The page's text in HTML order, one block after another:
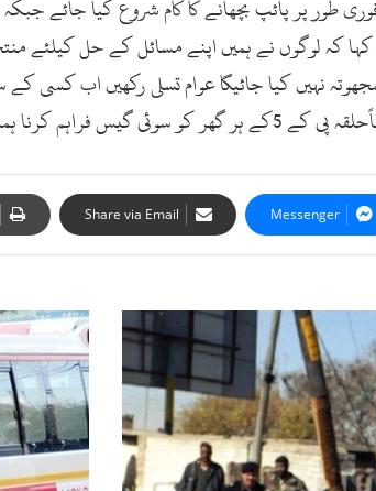
پر پائپ بچھانے کا کام شروع کیا جائے جبکہ
کہ لوگوں نے ہمیں اپنے مسائل کے حل کیلئے
نہیں کیا جائیگا عوام تسلی رکھیں اب کسی کے
محروم نہیں رکھا جائے گا۔
Messenger
Share via Email
کورونا
وبا؛
29465
مصدقہ
مریض،جاں
بحق
افراد
کی